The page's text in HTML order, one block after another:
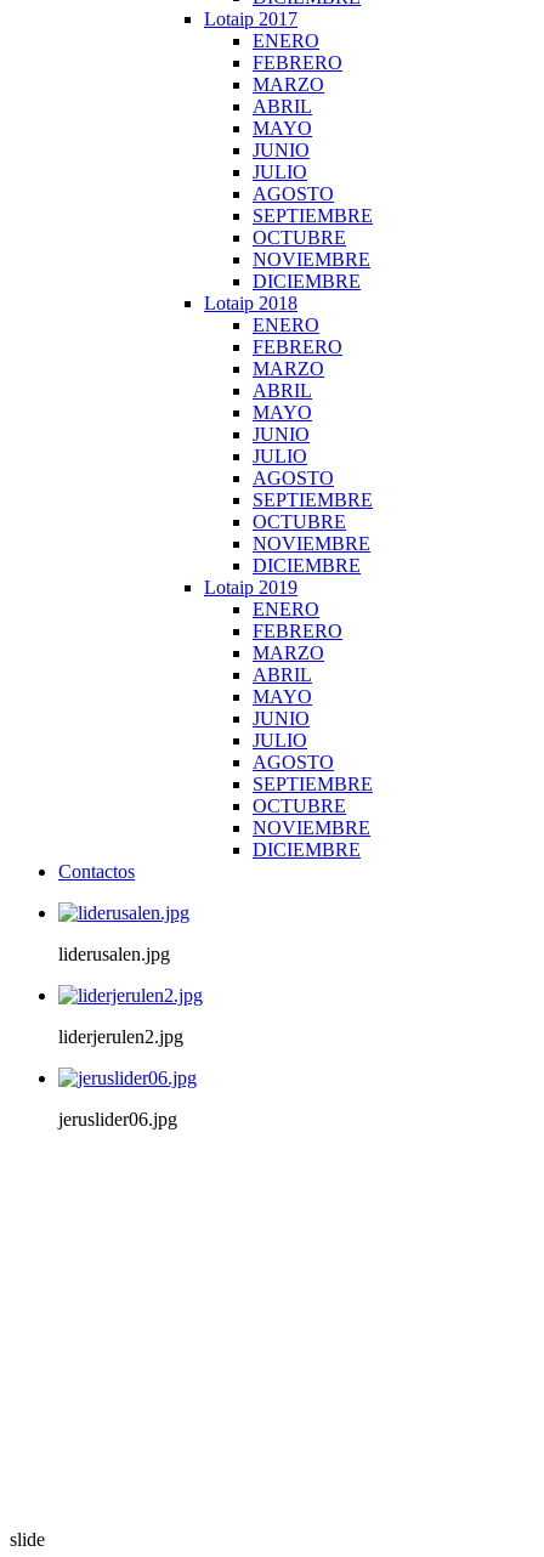
Lotaip 2017
ENERO
FEBRERO
MARZO
ABRIL
MAYO
JUNIO
JULIO
AGOSTO
SEPTIEMBRE
OCTUBRE
NOVIEMBRE
DICIEMBRE
Lotaip 2018
ENERO
FEBRERO
MARZO
ABRIL
MAYO
JUNIO
JULIO
AGOSTO
SEPTIEMBRE
OCTUBRE
NOVIEMBRE
DICIEMBRE
Lotaip 2019
ENERO
FEBRERO
MARZO
ABRIL
MAYO
JUNIO
JULIO
AGOSTO
SEPTIEMBRE
OCTUBRE
NOVIEMBRE
DICIEMBRE
Contactos
liderusalen.jpg
liderjerulen2.jpg
jeruslider06.jpg
slide